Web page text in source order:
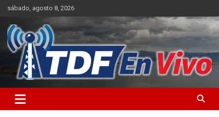
Skip
content
sábado, agosto 8, 2026